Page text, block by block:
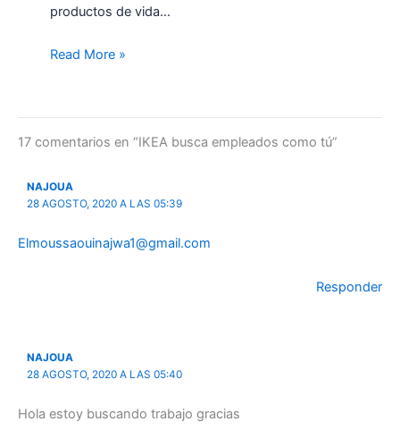
productos de vida…
Read More »
17 comentarios en “IKEA busca empleados como tú”
NAJOUA
28 AGOSTO, 2020 A LAS 05:39
Elmoussaouinajwa1@gmail.com
Responder
NAJOUA
28 AGOSTO, 2020 A LAS 05:40
Hola estoy buscando trabajo gracias